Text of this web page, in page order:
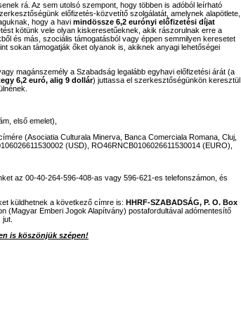
rá. Az sem utolsó szempont, hogy többen is adóból leírható
előfizetés-közvetítő szolgálatát, amelynek alapötlete,
hogy a havi mindössze 6,2 eurónyi előfizetési díjat
kötünk vele olyan kiskeresetűeknek, akik rászorulnak erre a
és más, szociális támogatásból vagy éppen semmilyen keresetet
sokan támogatják őket olyanok is, akiknek anyagi lehetőségei
magánszemély a Szabadság legalább egyhavi előfizetési árát (a
6,2 euró, alig 9 dollár) juttassa el szerkesztőségünkön keresztül
első emelet),
(Asociatia Culturala Minerva, Banca Comerciala Romana, Cluj,
(USD), RO46RNCB0106026611530014 (EURO),
az 00-40-264-596-408-as vagy 596-621-es telefonszámon, és
küldhetnek a következő címre is: HHRF-SZABADSÁG, P. O. Box
(Magyar Emberi Jogok Alapítvány) postafordultával adómentesítő
is köszönjük szépen!